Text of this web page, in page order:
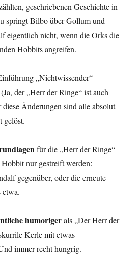
geschriebenen Geschichte in
springt Bilbo über Gollum und
eigentlich nicht, wenn die Orks die
Hobbits angreifen.
„Nichtwissender“
der „Herr der Ringe“ ist auch
diese Änderungen sind alle absolut
gelöst.
für die „Herr der Ringe“
nur gestreift werden:
gegenüber, oder die erneute
etwa.
humorigerals „Der Herr der
Kerle mit etwas
immer recht hungrig.